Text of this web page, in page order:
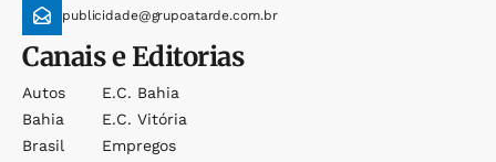
publicidade@grupoatarde.com.br
Canais e Editorias
Autos
Bahia
Brasil
E.c. Bahia
E.c. Vitória
Empregos